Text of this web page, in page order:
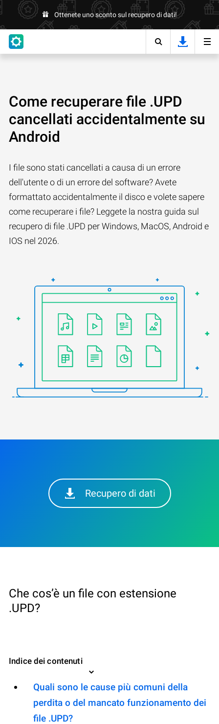
Ottenete uno sconto sul recupero di dati!
Come recuperare file .UPD
cancellati accidentalmente su
Android
I file sono stati cancellati a causa di un errore
dell'utente o di un errore del software? Avete
formattato accidentalmente il disco e volete sapere
come recuperare i file? Leggete la nostra guida sul
recupero di file .UPD per Windows, MacOS, Android e
IOS nel 2026.
Recupero di dati
Che cos’è un file con estensione
.UPD?
Indice dei contenuti
Quali sono le cause più comuni della
perdita o del mancato funzionamento dei
file .UPD?